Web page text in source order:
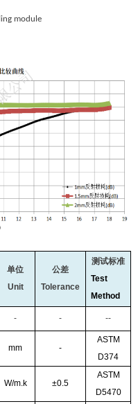
module
单位
Unit
公差
Tolerance
测试标准
Test
Method
- - --
mm -
ASTM
D374
W/m.k ±0.5
ASTM
D5470